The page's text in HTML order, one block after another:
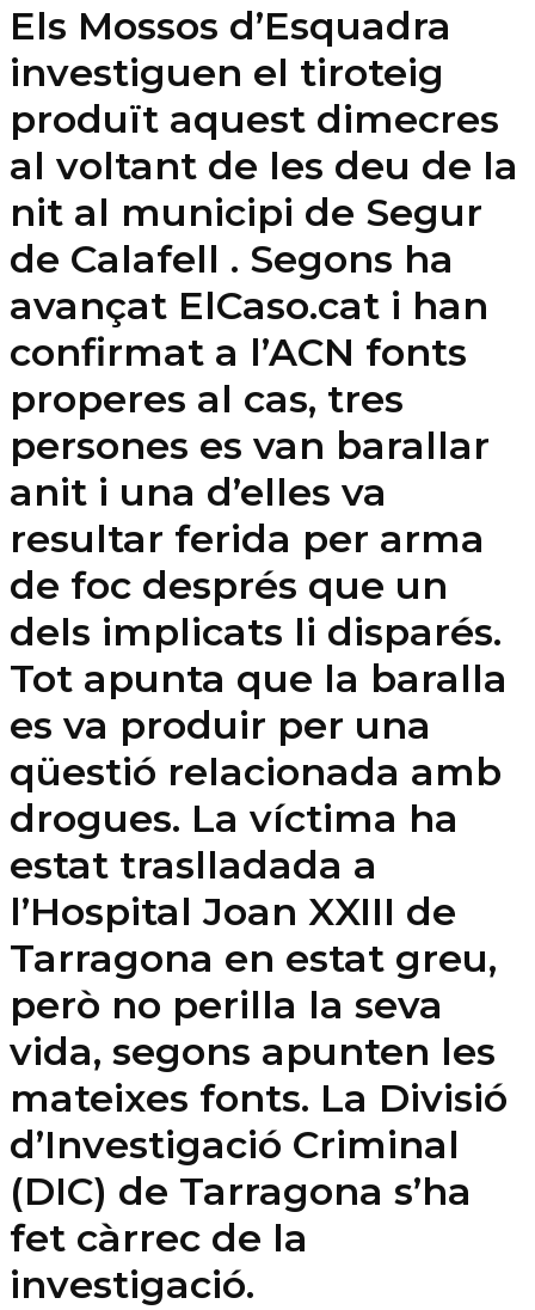
Els Mossos d’Esquadra
investiguen el tiroteig
produït aquest dimecres
al voltant de les deu de la
nit al municipi de Segur
de Calafell . Segons ha
avançat ElCaso.cat i han
confirmat a l’ACN fonts
properes al cas, tres
persones es van barallar
anit i una d’elles va
resultar ferida per arma
de foc després que un
dels implicats li disparés.
Tot apunta que la baralla
es va produir per una
qüestió relacionada amb
drogues. La víctima ha
estat traslladada a
l’Hospital Joan XXIII de
Tarragona en estat greu,
però no perilla la seva
vida, segons apunten les
mateixes fonts. La Divisió
d’Investigació Criminal
(DIC) de Tarragona s’ha
fet càrrec de la
investigació.